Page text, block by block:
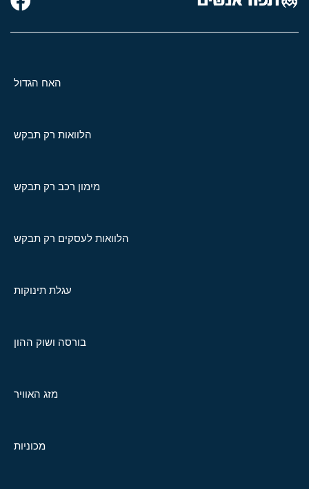
האח הגדול
הלוואות רק תבקש
מימון רכב רק תבקש
הלוואות לעסקים רק תבקש
עגלת תינוקות
בורסה ושוק ההון
מזג האוויר
מכוניות